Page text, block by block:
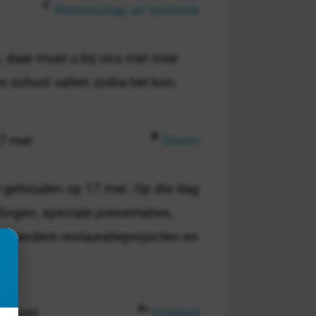
Wetenschap en techniek
daar moet u bij ons niet mee
vallen zodra het kon.
mei
op 17 mei. Op die dag
speciale presentaties,
andere restauratieprojecten en
juni